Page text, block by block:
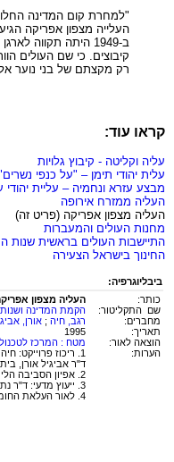
"למחרת קום המדינה החלו
העלייה מצפון אפריקה
ב-1949 היתה
קיבוצים. כי שם העולים
רק מקצתם של בני נוער
קראו עוד:
עליה וקליטה - קיבוץ גלויות
עלית יהודי תימן – "על כנפי
מבצע עזרא ונחמיה – עליית יהודי
העליה ממזרח אירופה
העליה מצפון אפריקה (פריט זה)
מחנות העולים והמעברות
התיישבות העולים בראשית שנות
החינוך בישראל הצעירה
ביבליוגרפיה:
כותר:
העליה מצפון
שם התקליטור:
הקמת המדינה
מחברים:
רגב, חיה ; אורן,
תאריך:
1995
הוצאה לאור:
מטח : המרכז
הערות:
1. ריכוז פרוייקט: חיה רגב, מנהלת אגף לימודי חברה, האגף לתכניות לימודים, משרד החינוך התרבות והספורט.
ד"ר אביגיל אורן,
2. אפיון הסביבה הלימודית ופיתוח קובץ מידע: ד"ר אביגיל אורן, בית הספר לחינוך, אוניברסיטת תל-אביב.
3. ייעוץ מדעי: ד"ר נתנאל לורך, הקמת המדינה ומלחמת העצמאות. ד"ר דן גלעדי, עלייה וכלכלה בשנות החמישים. ד"ר מרדכי בראון וד"ר זכי שלום, מדיניות חוץ ובטחון בשנות החמישים.
4. לאור העלאת החומרים לאינטרנט נוספו קטעי קישור שנכתבו ע"י אלון סילפין.